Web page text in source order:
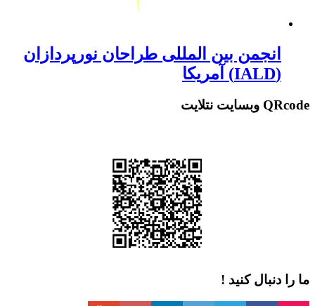
انجمن بین المللی طراحان نورپردازان
(IALD) آمریکا
QRcode وبسایت نتلایت
ما را دنبال کنید !